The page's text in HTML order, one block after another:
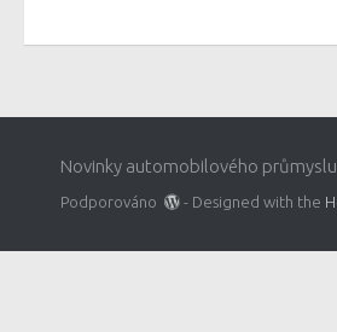
Novinky automobilového
Podporováno - Designed with the